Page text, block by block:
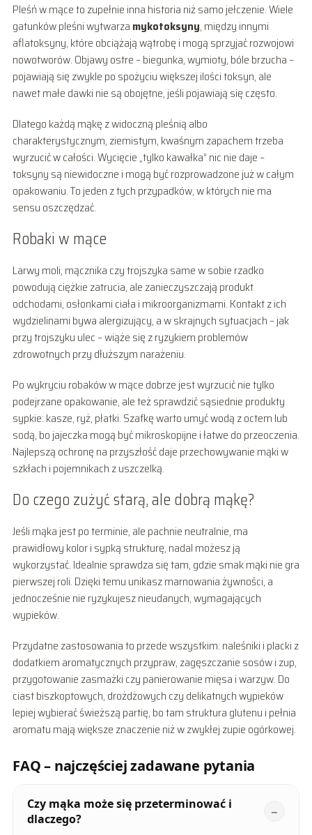
Pleśń w mące to zupełnie inna historia niż samo jełczenie. Wiele
gatunków pleśni wytwarza mykotoksyny, między innymi
aflatoksyny, które obciążają wątrobę i mogą sprzyjać rozwojowi
nowotworów. Objawy ostre – biegunka, wymioty, bóle brzucha –
pojawiają się zwykle po spożyciu większej ilości toksyn, ale
nawet małe dawki nie są obojętne, jeśli pojawiają się często.
Dlatego każdą mąkę z widoczną pleśnią albo
charakterystycznym, ziemistym, kwaśnym zapachem trzeba
wyrzucić w całości. Wycięcie „tylko kawałka” nic nie daje –
toksyny są niewidoczne i mogą być rozprowadzone już w całym
opakowaniu. To jeden z tych przypadków, w których nie ma
sensu oszczędzać.
Robaki w mące
Larwy moli, mącznika czy trojszyka same w sobie rzadko
powodują ciężkie zatrucia, ale zanieczyszczają produkt
odchodami, osłonkami ciała i mikroorganizmami. Kontakt z ich
wydzielinami bywa alergizujący, a w skrajnych sytuacjach – jak
przy trojszyku ulec – wiąże się z ryzykiem problemów
zdrowotnych przy dłuższym narażeniu.
Po wykryciu robaków w mące dobrze jest wyrzucić nie tylko
podejrzane opakowanie, ale też sprawdzić sąsiednie produkty
sypkie: kasze, ryż, płatki. Szafkę warto umyć wodą z octem lub
sodą, bo jajeczka mogą być mikroskopijne i łatwe do przeoczenia.
Najlepszą ochronę na przyszłość daje przechowywanie mąki w
szkłach i pojemnikach z uszczelką.
Do czego zużyć starą, ale dobrą mąkę?
Jeśli mąka jest po terminie, ale pachnie neutralnie, ma
prawidłowy kolor i sypką strukturę, nadal możesz ją
wykorzystać. Idealnie sprawdza się tam, gdzie smak mąki nie gra
pierwszej roli. Dzięki temu unikasz marnowania żywności, a
jednocześnie nie ryzykujesz nieudanych, wymagających
wypieków.
Przydatne zastosowania to przede wszystkim: naleśniki i placki z
dodatkiem aromatycznych przypraw, zagęszczanie sosów i zup,
przygotowanie zasmażki czy panierowanie mięsa i warzyw. Do
ciast biszkoptowych, drożdżowych czy delikatnych wypieków
lepiej wybierać świeższą partię, bo tam struktura glutenu i pełnia
aromatu mają większe znaczenie niż w zwykłej zupie ogórkowej.
FAQ – najczęściej zadawane pytania
Czy mąka może się przeterminować i
dlaczego?